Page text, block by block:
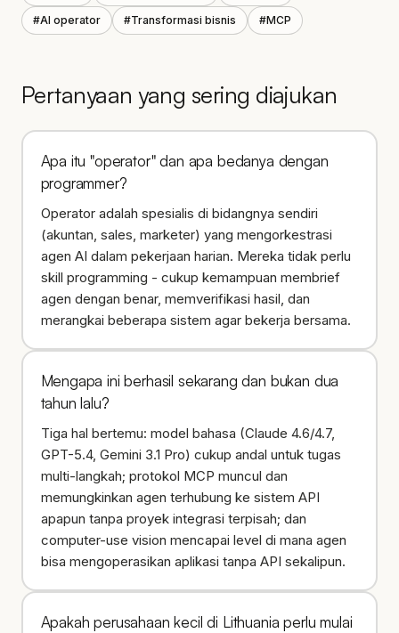
#AI operator #Transformasi bisnis #MCP
Pertanyaan yang sering diajukan
Apa itu "operator" dan apa bedanya dengan
programmer?
Operator adalah spesialis di bidangnya sendiri
(akuntan, sales, marketer) yang mengorkestrasi
agen AI dalam pekerjaan harian. Mereka tidak perlu
skill programming - cukup kemampuan membrief
agen dengan benar, memverifikasi hasil, dan
merangkai beberapa sistem agar bekerja bersama.
Mengapa ini berhasil sekarang dan bukan dua
tahun lalu?
Tiga hal bertemu: model bahasa (Claude 4.6/4.7,
GPT-5.4, Gemini 3.1 Pro) cukup andal untuk tugas
multi-langkah; protokol MCP muncul dan
memungkinkan agen terhubung ke sistem API
apapun tanpa proyek integrasi terpisah; dan
computer-use vision mencapai level di mana agen
bisa mengoperasikan aplikasi tanpa API sekalipun.
Apakah perusahaan kecil di Lithuania perlu mulai